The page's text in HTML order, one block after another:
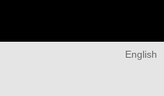
English